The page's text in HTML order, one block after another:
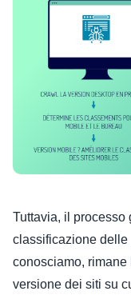
Tuttavia, il processo
classificazione
conosciamo, rimane
versione dei siti su